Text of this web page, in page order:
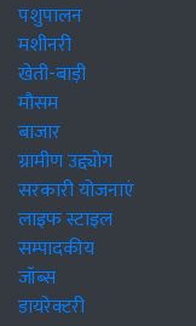
पशुपालन
मशीनरी
खेती-बाड़ी
मौसम
बाजार
ग्रामीण उद्द्योग
सरकारी योजनाएं
लाइफ स्टाइल
सम्पादकीय
जॉब्स
डायरेक्टरी